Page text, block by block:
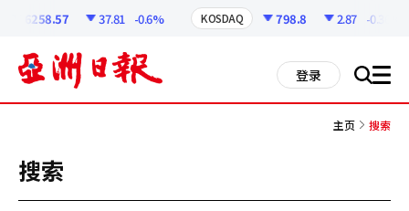
6258.57 37.81 -0.6% KOSDAQ 798.8 2.87 -0.36%
登录 搜 all
主页 搜索
搜索